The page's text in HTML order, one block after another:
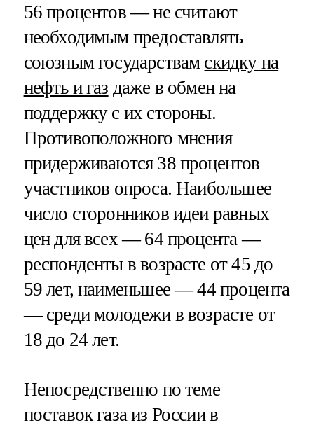
56 процентов — не считают
необходимым предоставлять
союзным государствам скидку на
нефть и газ даже в обмен на
поддержку с их стороны.
Противоположного мнения
придерживаются 38 процентов
участников опроса. Наибольшее
число сторонников идеи равных
цен для всех — 64 процента —
респонденты в возрасте от 45 до
59 лет, наименьшее — 44 процента
— среди молодежи в возрасте от
18 до 24 лет.
Непосредственно по теме
поставок газа из России в